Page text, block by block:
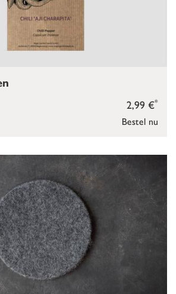
Bestel nu
2,99 €*